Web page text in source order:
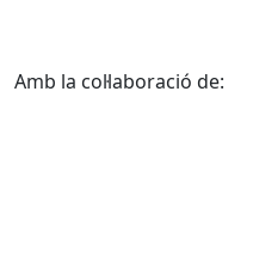
Amb la col·laboració de: